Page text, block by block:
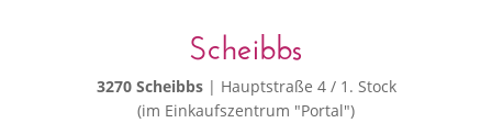
Scheibbs
3270 Scheibbs | Hauptstraße 4 / 1. Stock
(im Einkaufszentrum "Portal")